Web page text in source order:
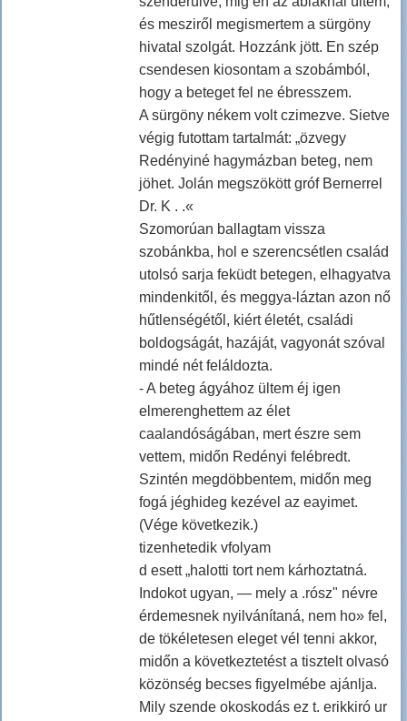
és mesziről megismertem a sürgöny
hivatal szolgát. Hozzánk jött. En szép
csendesen kiosontam a szobámból,
hogy a beteget fel ne ébresszem.
A sürgöny nékem volt czimezve. Sietve
végig futottam tartalmát: „özvegy
Redényiné hagymázban beteg, nem
jöhet. Jolán megszökött gróf Bernerrel
Dr. K . .«
Szomorúan ballagtam vissza
szobánkba, hol e szerencsétlen család
utolsó sarja feküdt betegen, elhagyatva
mindenkitől, és meggya-láztan azon nő
hűtlenségétől, kiért életét, családi
boldogságát, hazáját, vagyonát szóval
mindé nét feláldozta.
- A beteg ágyához ültem éj igen
elmerenghettem az élet
caalandóságában, mert észre sem
vettem, midőn Redényi felébredt.
Szintén megdöbbentem, midőn meg
fogá jéghideg kezével az eayimet.
(Vége következik.)
tizenhetedik vfolyam
d esett „halotti tort nem kárhoztatná.
Indokot ugyan, — mely a .rósz" névre
érdemesnek nyilvánítaná, nem ho» fel,
de tökéletesen eleget vél tenni akkor,
midőn a következtetést a tisztelt olvasó
közönség becses figyelmébe ajánlja.
Mily szende okoskodás ez t. erikkiró ur